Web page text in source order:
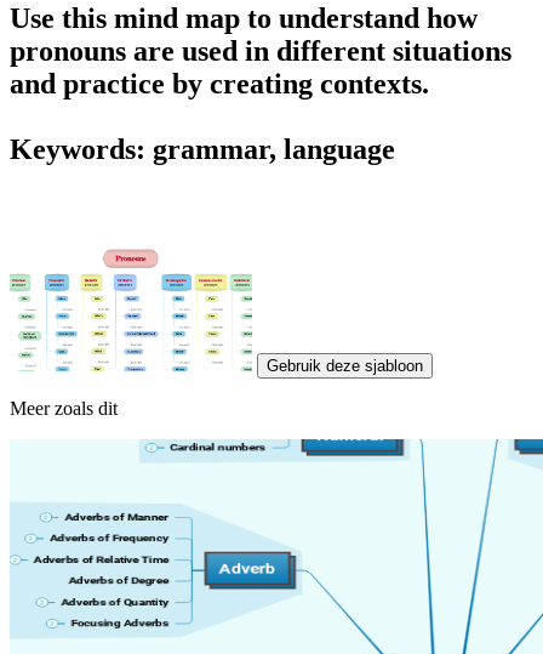
Use this mind map to understand how
pronouns are used in different situations
and practice by creating contexts.
Keywords: grammar, language
Gebruik deze sjabloon
Meer zoals dit